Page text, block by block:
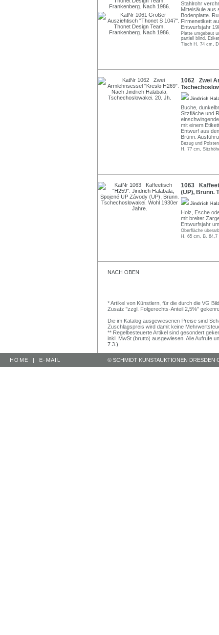
Stahlrohr
Mittelsäule aus
Bodenplatte.
Firmenetikett
Entwurfsjahr
Platte umgebaut
partiell blind.
Tisch H. 74 cm,
1062 Zwei
Jindrich
Buche,
Sitzfläche und
mit einem
Entwurf aus
Brünn.
Bezug und
H. 77 cm,
1063
(UP), Brünn.
Jindrich
Holz, Esche
mit breiter
Entwurfsjahr
Oberfläche
H. 65 cm, B.
NACH OBEN
* Artikel von Künstlern, für die durch die VG
Zusatz "zzgl. Folgerechts-Anteil 2,5%"
Die im Katalog ausgewiesenen Preise sind
Zuschlagspreis wird damit keine
** Regelbesteuerte Artikel sind gesondert
inkl. MwSt (brutto) ausgewiesen. Alle Aufrufe
7.3.)
HOME | E-MAIL © SCHMIDT KUNSTAUKTIONEN DRESDEN